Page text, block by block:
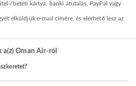
betéti kártya, banki átutalás, PayPal vagy
elküldjük e-mail címére, és elérhető lesz az
a(z) Oman Air-ról